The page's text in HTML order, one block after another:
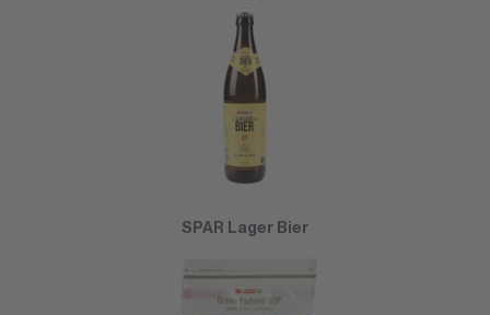
SPAR Lager Bier